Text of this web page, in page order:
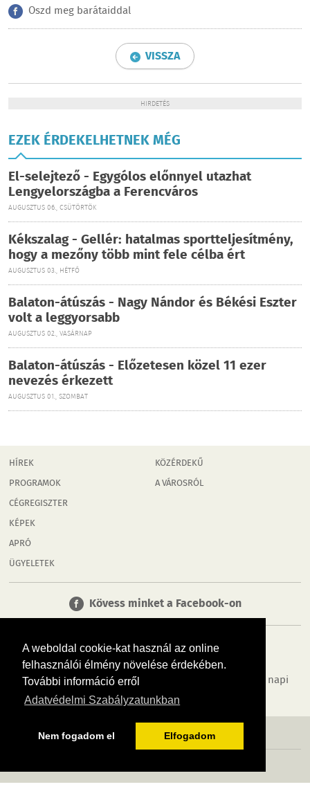
A weboldal cookie-kat használ az online
felhasználói élmény növelése érdekében.
További információ erről
Adatvédelmi Szabályzatunkban
Nem fogadom el Elfogadom
Oszd meg barátaiddal
VISSZA
HIRDETÉS
EZEK ÉRDEKELHETNEK MÉG
El-selejtező - Egygólos előnnyel utazhat
Lengyelországba a Ferencváros
AUGUSZTUS 06., CSÜTÖRTÖK
Kékszalag - Gellér: hatalmas sportteljesítmény,
hogy a mezőny több mint fele célba ért
AUGUSZTUS 03., HÉTFŐ
Balaton-átúszás - Nagy Nándor és Békési Eszter
volt a leggyorsabb
AUGUSZTUS 02., VASÁRNAP
Balaton-átúszás - Előzetesen közel 11 ezer
nevezés érkezett
AUGUSZTUS 01., SZOMBAT
HÍREK
PROGRAMOK
CÉGREGISZTER
KÉPEK
APRÓ
ÜGYELETEK
KÖZÉRDEKŰ
A VÁROSRÓL
Kövess minket a Facebook-on
Tudj meg többet városodról! Hírek, programok, képek, napi
menü, cégek…. és minden, ami Győr
MÉDIAAJÁNLÓ ADATVÉDELEM IMPRESSZUM RÓLUNK